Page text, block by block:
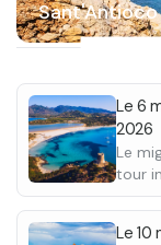
Sant'Antioco
Le 6
2026
Le
tour
Le 10